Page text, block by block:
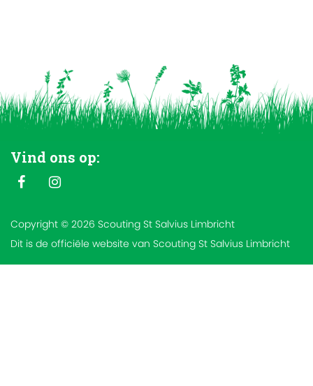
Vind ons op:
Copyright © 2026 Scouting St Salvius Limbricht
Dit is de officiële website van Scouting St Salvius Limbricht